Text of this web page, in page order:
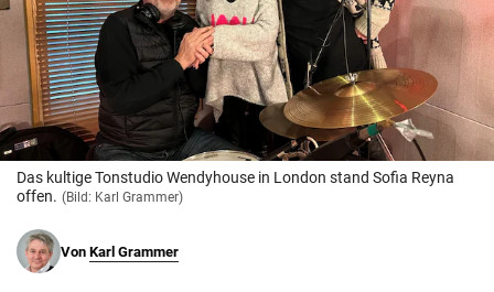
© Krone Multimedia GmbH & Co KG 2026
Muthgasse 2, 1190 Wien
Das kultige Tonstudio Wendyhouse in London stand Sofia Reyna
offen. (Bild: Karl Grammer)
Von Karl Grammer